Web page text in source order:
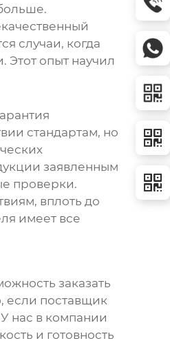
случаи, когда
Этот опыт научил
стандартам, но
заявленным
проверки.
вплоть до
имеет все
заказать
если поставщик
нас в компании
и готовность